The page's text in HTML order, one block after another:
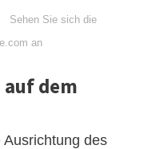
Sehen Sie sich die
an
auf dem
des